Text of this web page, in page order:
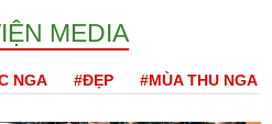
MEDIA
NGA #ĐẸP #MÙA THU NGA